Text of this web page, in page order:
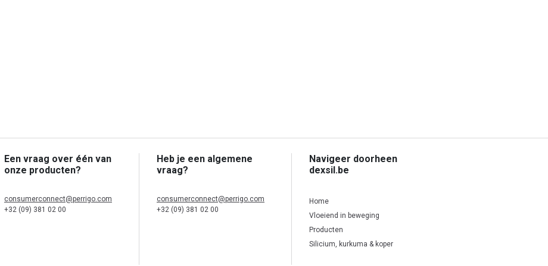
Een vraag over één van
onze producten?
consumerconnect@perrigo.com
+32 (09) 381 02 00
Heb je een algemene
vraag?
consumerconnect@perrigo.com
+32 (09) 381 02 00
Navigeer doorheen
dexsil.be
Home
Vloeiend in beweging
Producten
Silicium, kurkuma & koper